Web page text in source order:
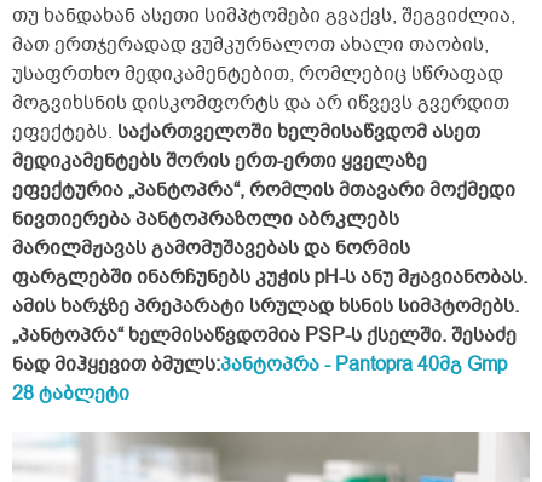
თუ ხანდახან ასეთი სიმპტომები გვაქვს, შეგვიძლია,
მათ ერთჯერადად ვუმკურნალოთ ახალი თაობის,
უსაფრთხო მედიკამენტებით, რომლებიც სწრაფად
მოგვიხსნის დისკომფორტს და არ იწვევს გვერდით
ეფექტებს. საქართველოში ხელმისაწვდომ ასეთ
მედიკამენტებს შორის ერთ-ერთი ყველაზე
ეფექტურია „პანტოპრა“, რომლის მთავარი მოქმედი
ნივთიერება პანტოპრაზოლი აბრკლებს
მარილმჟავას გამომუშავებას და ნორმის
ფარგლებში ინარჩუნებს კუჭისpH-ს ანუ მჟავიანობას.
ამის ხარჯზე პრეპარატი სრულად ხსნის სიმპტომებს.
„პანტოპრა“ხელმისაწვდომია PSP-სქსელში.შესაძე
ნადმიჰყევითბმულს:პანტოპრა- Pantopra 40მგGmp
28ტაბლეტი